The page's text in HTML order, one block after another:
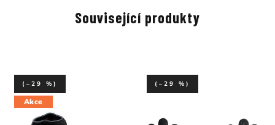
Související produkty
Akce
(–29 %) (–29 %)